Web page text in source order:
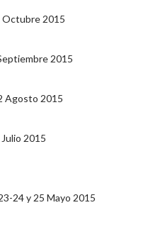
Octubre 2015
2015
Agosto 2015
2015
24 y 25 Mayo 2015